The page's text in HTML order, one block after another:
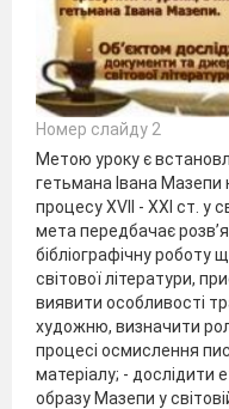
Номер слайду 2
Метою уроку є
гетьмана Івана Мазепи
процесу ХVІІ - ХХІ ст. у
мета передбачає
бібліографічну роботу
світової літератури,
виявити особливості
художню, визначити
процесі осмислення
матеріалу; - дослідити
образу Мазепи у